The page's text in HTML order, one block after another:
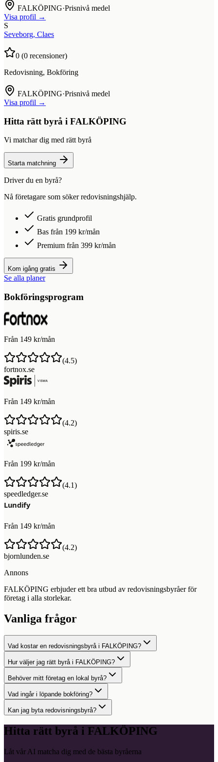
FALKÖPING·Prisnivå medel
Visa profil →
S
Seveborg, Claes
0 (0 recensioner)
Redovisning, Bokföring
FALKÖPING·Prisnivå medel
Visa profil →
Hitta rätt byrå i FALKÖPING
Vi matchar dig med rätt byrå
Starta matchning
Driver du en byrå?
Nå företagare som söker redovisningshjälp.
Gratis grundprofil
Bas från 199 kr/mån
Premium från 399 kr/mån
Kom igång gratis
Se alla planer
Bokföringsprogram
Från 149 kr/mån
(4.5)
fortnox.se
Från 149 kr/mån
(4.2)
spiris.se
Från 199 kr/mån
(4.1)
speedledger.se
Från 149 kr/mån
(4.2)
bjornlunden.se
Annons
FALKÖPING erbjuder ett bra utbud av redovisningsbyråer för
företag i alla storlekar.
Vanliga frågor
Vad kostar en redovisningsbyrå i FALKÖPING?
Hur väljer jag rätt byrå i FALKÖPING?
Behöver mitt företag en lokal byrå?
Vad ingår i löpande bokföring?
Kan jag byta redovisningsbyrå?
Hitta rätt byrå i FALKÖPING
Låt vår AI matcha dig med de bästa byråerna